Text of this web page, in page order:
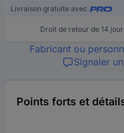
Livraison gratuite avec
Droit de retour de 14
Fabricant ou
Signaler
Points forts et